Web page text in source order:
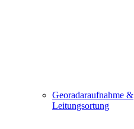
Georadaraufnahme &
Leitungsortung